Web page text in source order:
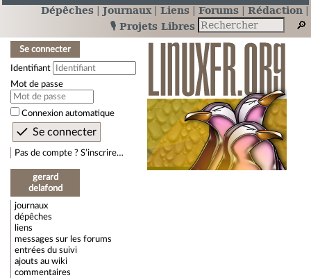
Dépêches Journaux Liens Forums
Rédaction
🎙️ Projets Libres
Se connecter
Identifiant
Mot de passe
Connexion automatique
Pas de compte ? S’inscrire…
gerard
delafond
journaux
dépêches
liens
messages sur les forums
entrées du suivi
ajouts au wiki
commentaires